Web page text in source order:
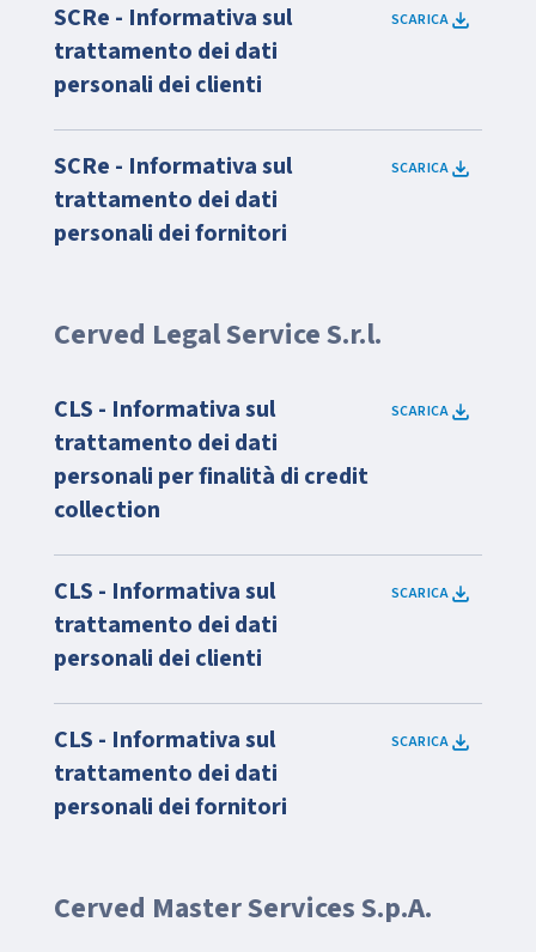
SCRe - Informativa sul
trattamento dei dati
personali dei clienti
SCARICA
SCRe - Informativa sul
trattamento dei dati
personali dei fornitori
SCARICA
Cerved Legal Service S.r.l.
CLS - Informativa sul
trattamento dei dati
personali per finalità di credit
collection
SCARICA
CLS - Informativa sul
trattamento dei dati
personali dei clienti
SCARICA
CLS - Informativa sul
trattamento dei dati
personali dei fornitori
SCARICA
Cerved Master Services S.p.A.